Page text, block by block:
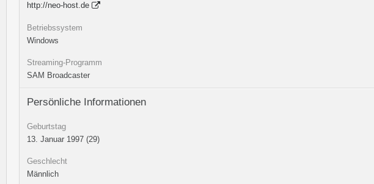
http://neo-host.de
Betriebssystem
Windows
Streaming-Programm
SAM Broadcaster
Persönliche Informationen
Geburtstag
13. Januar 1997 (29)
Geschlecht
Männlich